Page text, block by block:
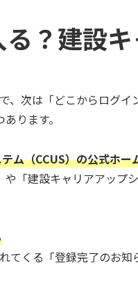
る？建設
、次は「どこからログイ
ります。
ム（CCUS）の公式ホー
や「建設キャリアアッ
てくる「登録完了のお